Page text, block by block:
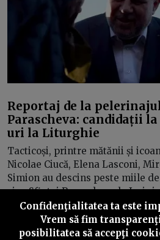
Reportaj de la
Parascheva: candidații
uri la Liturghie
Tacticoși, printre mătănii și
Nicolae Ciucă, Elena Lasconi,
Simion au descins peste miile
ziua Sfintei Parascheva la Iași și
acesteia. În vreme ce oamenii
de ore la coadă, ceilalți oameni,
și au fost primiți de oamenii
Confidenţialitatea ta este
Vrem să fim
posibilitatea să accepţi